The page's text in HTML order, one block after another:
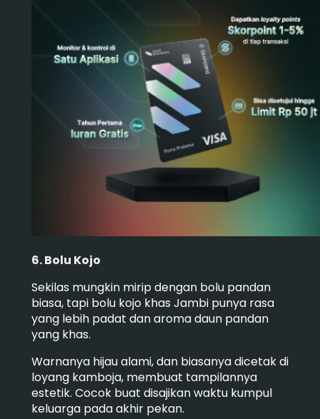
6. Bolu Kojo
Sekilas mungkin mirip dengan bolu pandan
biasa, tapi bolu kojo khas Jambi punya rasa
yang lebih padat dan aroma daun pandan
yang khas.
Warnanya hijau alami, dan biasanya dicetak di
loyang kamboja, membuat tampilannya
estetik. Cocok buat disajikan waktu kumpul
keluarga pada akhir pekan.